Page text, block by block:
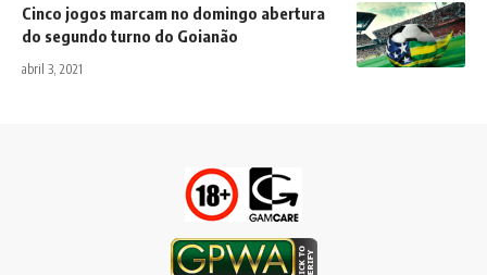
Cinco jogos marcam no domingo abertura
do segundo turno do Goianão
abril 3, 2021